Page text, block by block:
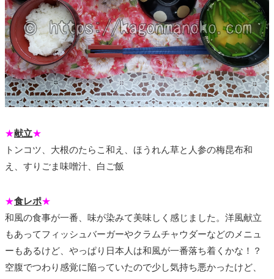
★献立★
トンコツ、大根のたらこ和え、ほうれん草と人参の梅昆布和
え、すりごま味噌汁、白ご飯
★食レポ★
和風の食事が一番、味が染みて美味しく感じました。洋風献立
もあってフィッシュバーガーやクラムチャウダーなどのメニュ
ーもあるけど、やっぱり日本人は和風が一番落ち着くかな！？
空腹でつわり感覚に陥っていたので少し気持ち悪かったけど、